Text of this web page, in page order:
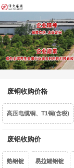
废铜收购价格
高压电缆铜、T1铜(含税)
单线光亮铜
废紫杂铜、热水器（乘品
废铝收购价
熟铝锭 易拉罐铝锭